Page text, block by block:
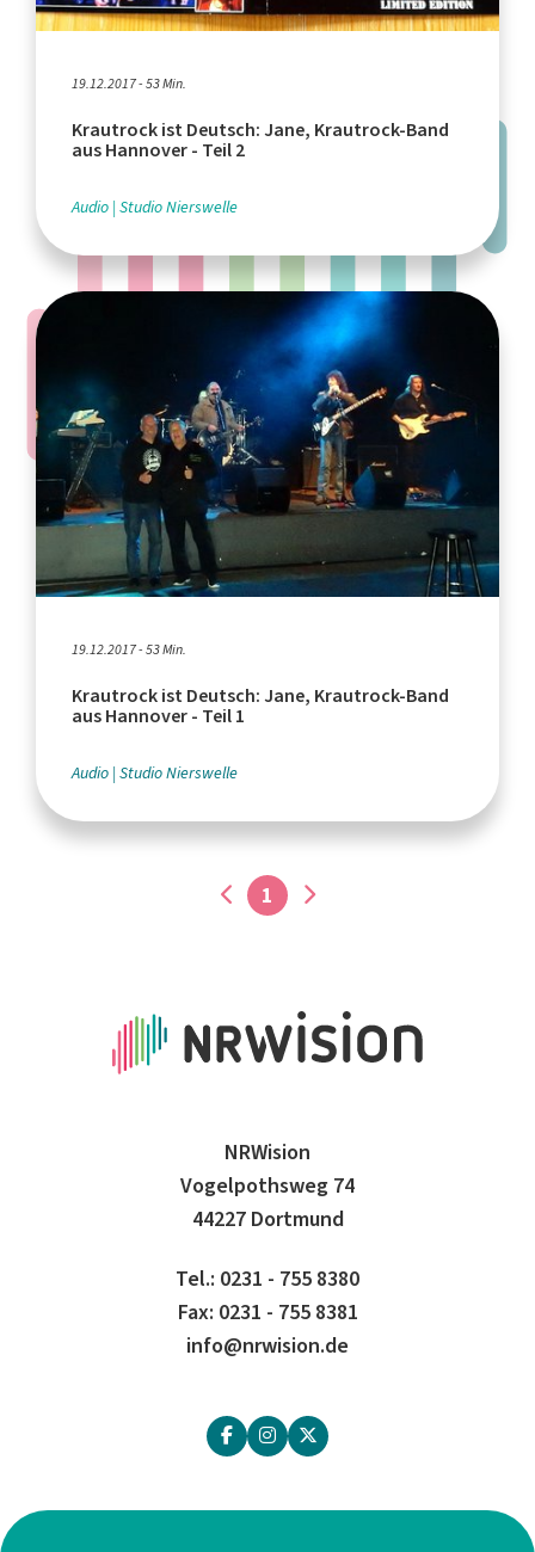
19.12.2017 - 53 Min.
Krautrock ist Deutsch: Jane, Krautrock-Band
aus Hannover - Teil 2
Audio Studio Nierswelle
19.12.2017 - 53 Min.
Krautrock ist Deutsch: Jane, Krautrock-Band
aus Hannover - Teil 1
Audio Studio Nierswelle
1
NRWision
Vogelpothsweg 74
44227 Dortmund
Tel.: 0231 - 755 8380
Fax: 0231 - 755 8381
info@nrwision.de